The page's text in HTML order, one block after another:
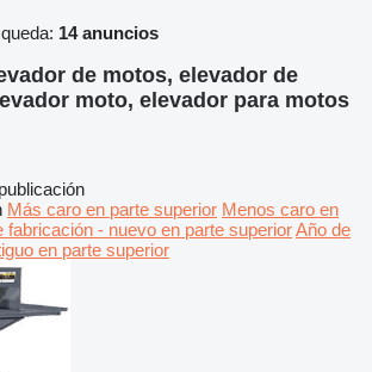
14 anuncios
de motos, elevador de
moto, elevador para motos
Más caro en parte superior Menos caro en
fabricación - nuevo en parte superiorAño de
en parte superior